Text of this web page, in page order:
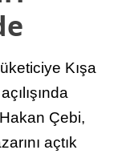
Kışa
Çebi,
açtık